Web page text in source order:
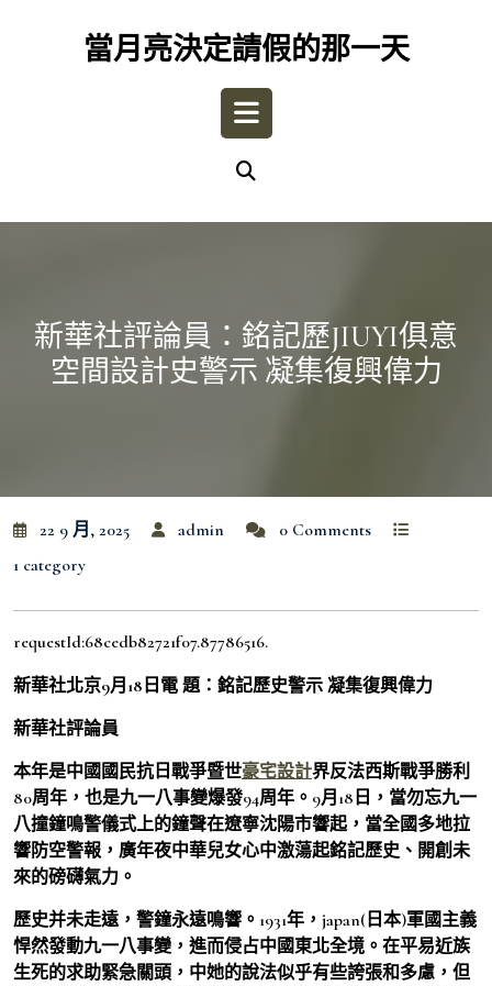
當月亮決定請假的那一天
Open
新華社評論員：銘記歷JIUYI俱意
空間設計史警示 凝集復興偉力
22 9 月, 2025 admin
0 Comments
1 category
requestId:68cedb82721f07.87786516.
新華社北京9月18日電 題：銘記歷史警示 凝集復興偉力
新華社評論員
本年是中國國民抗日戰爭暨世豪宅設計界反法西斯戰爭勝利
80周年，也是九一八事變爆發94周年。9月18日，當勿忘九一
八撞鐘鳴警儀式上的鐘聲在遼寧沈陽市響起，當全國多地拉
響防空警報，廣年夜中華兒女心中激蕩起銘記歷史、開創未
來的磅礴氣力。
歷史并未走遠，警鐘永遠鳴響。1931年，japan(日本)軍國主義
悍然發動九一八事變，進而侵占中國東北全境。在平易近族
生死的求助緊急關頭，中她的說法似乎有些誇張和多慮，但